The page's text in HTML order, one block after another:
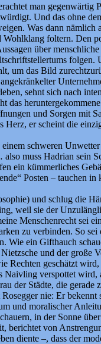
man gegenwärtig
Und das ohne
Was dann
foltern. Den
über
um das Bild
sehnt sich nach
das
und Sorgen mit
Herz, er scheint die
schweren
muss Hadrian sein
ein kümmerliches
Posten – tauchen
und schlug die
weil sie der
Menschenrecht sei
zu verbinden. So
Wie ein Gifthauch
und der große
Rechten geschätzt
Naivling verspottet
der Städte, die
nie: Er
und moralischer
in der Sonne
berichtet von
diente –, dass der